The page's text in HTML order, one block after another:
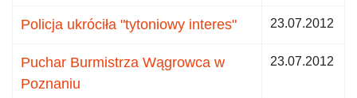
Policja ukróciła "tytoniowy interes" 23.07.2012
Puchar Burmistrza Wągrowca w
Poznaniu
23.07.2012